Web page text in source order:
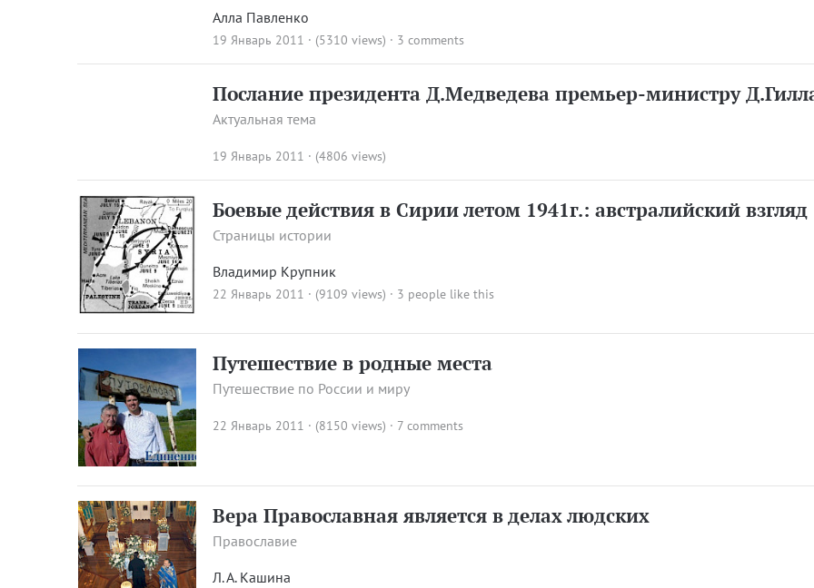
Алла Павленко
19 Январь 2011 · (5310 views) · 3 comments
Послание президента Д.Медведева премьер-министру
Актуальная тема
19 Январь 2011 · (4806 views)
Боевые действия в Сирии летом 1941г.: австралийский взгляд
Страницы истории
Владимир Крупник
22 Январь 2011 · (9109 views) · 3 people like this
Путешествие в родные места
Путешествие по России и миру
22 Январь 2011 · (8150 views) · 7 comments
Вера Православная является в делах людских
Православие
Л. А. Кашина